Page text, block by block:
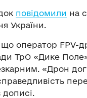
повідомили на
України.
що оператор FPV-
ТрО «Дике
«Дрон
дописі.